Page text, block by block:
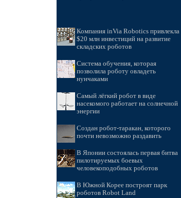
Компания inVia Robotics привлекла
$20 млн инвестиций на развитие
складских роботов
Система обучения, которая
позволила роботу овладеть
нунчаками
Самый лёгкий робот в виде
насекомого работает на солнечной
энергии
Создан робот-таракан, которого
почти невозможно раздавить
В Японии состоялась первая битва
пилотируемых боевых
человекоподобных роботов
В Южной Корее построят парк
роботов Robot Land